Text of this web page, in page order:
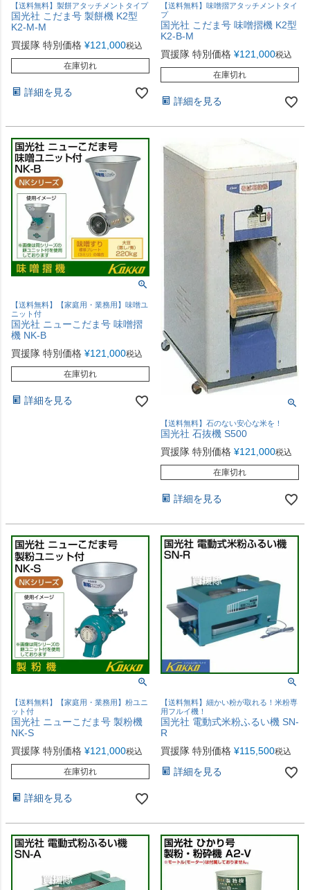
【送料無料】製餅アタッチメントタイプ
国光社 こだま号 製餅機 K2型
K2-M-M
買援隊 特別価格 ¥121,000税込
在庫切れ
詳細を見る
【送料無料】味噌摺アタッチメントタイ
プ
国光社 こだま号 味噌摺機 K2型
K2-B-M
買援隊 特別価格 ¥121,000税込
在庫切れ
詳細を見る
【送料無料】【家庭用・業務用】味噌ユ
ニット付
国光社 ニューこだま号 味噌摺
機 NK-B
買援隊 特別価格 ¥121,000税込
在庫切れ
詳細を見る
【送料無料】石のない安心な米を！
国光社 石抜機 S500
買援隊 特別価格 ¥121,000税込
在庫切れ
詳細を見る
【送料無料】【家庭用・業務用】粉ユニ
ット付
国光社 ニューこだま号 製粉機
NK-S
買援隊 特別価格 ¥121,000税込
在庫切れ
詳細を見る
【送料無料】細かい粉が取れる！米粉専
用フルイ機！
国光社 電動式米粉ふるい機 SN-
R
買援隊 特別価格 ¥115,500税込
詳細を見る